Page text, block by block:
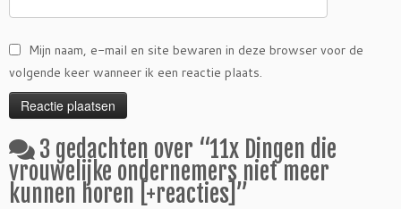
Mijn naam, e-mail en site bewaren in deze browser voor de
volgende keer wanneer ik een reactie plaats.
3 gedachten over “11x Dingen die
vrouwelijke ondernemers niet meer
kunnen horen [+reacties] ”